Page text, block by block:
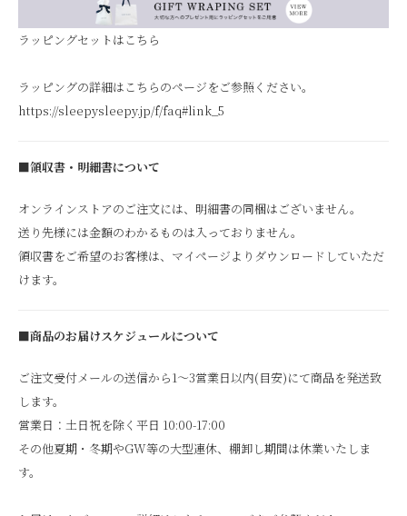
ラッピングセットはこちら
ラッピングの詳細はこちらのページをご参照ください。
https://sleepysleepy.jp/f/faq#link_5
■領収書・明細書について
オンラインストアのご注文には、明細書の同梱はございません。
送り先様には金額のわかるものは入っておりません。
領収書をご希望のお客様は、マイページよりダウンロードしていただ
けます。
■商品のお届けスケジュールについて
ご注文受付メールの送信から1～3営業日以内(目安)にて商品を発送致
します。
営業日：土日祝を除く平日 10:00-17:00
その他夏期・冬期やGW等の大型連休、棚卸し期間は休業いたしま
す。